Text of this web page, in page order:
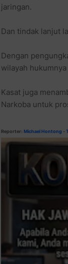
jaringan.
Dan tindak lanjut
Dengan
wilayah
Kasat juga
Narkoba untuk
Reporter: Michael Hontong -